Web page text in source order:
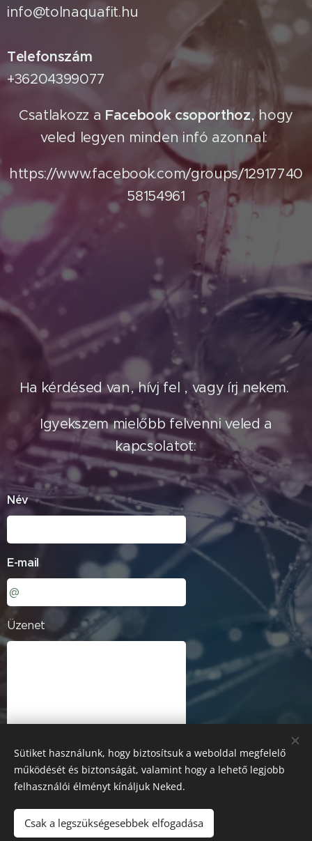
info@tolnaquafit.hu
Telefonszám
+36204399077
Csatlakozz a Facebook csoporthoz, hogy
veled legyen minden infó azonnal:
https://www.facebook.com/groups/12917740
58154961
Ha kérdésed van, hívj fel , vagy írj nekem.
Igyekszem mielőbb felvenni veled a
kapcsolatot:
Név
E-mail
Üzenet
Küldés
Sütiket használunk, hogy biztosítsuk a weboldal megfelelő
működését és biztonságát, valamint hogy a lehető legjobb
felhasználói élményt kínáljuk Neked.
Csak a legszükségesebbek elfogadása